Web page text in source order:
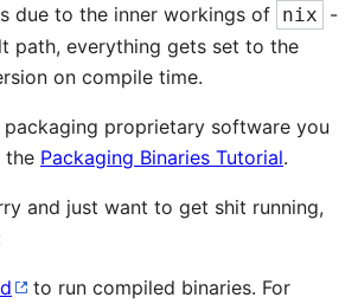
due to the inner workings of nix
-
path, everything gets set to the
on compile time.
proprietary software you
the Packaging Binaries Tutorial.
and just want to get shit running,
to run compiled binaries. For